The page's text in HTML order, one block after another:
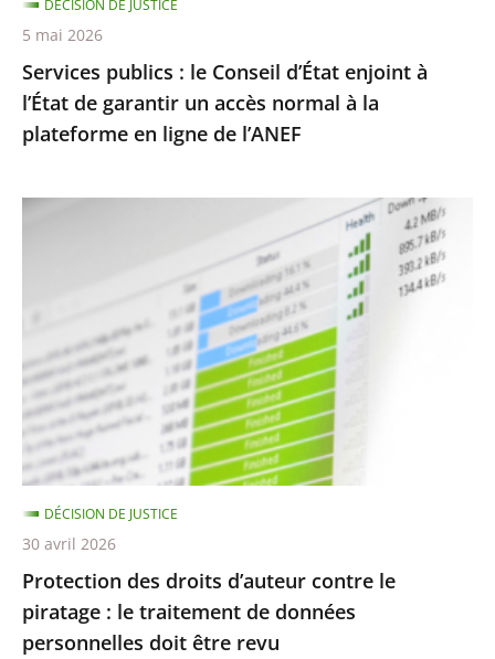
garantir
un
accès
normal
à
plateforme
Services publics : le Conseil d’État enjoint à
l’État de garantir un accès normal à la
plateforme en ligne de l’ANEF
DÉCISION DE JUSTICE
5 mai 2026
Protection
le
piratage
:
le
traitement
de
données
personnelles
doit
être
Protection des droits d’auteur contre le
piratage : le traitement de données
personnelles doit être revu
DÉCISION DE JUSTICE
30 avril 2026